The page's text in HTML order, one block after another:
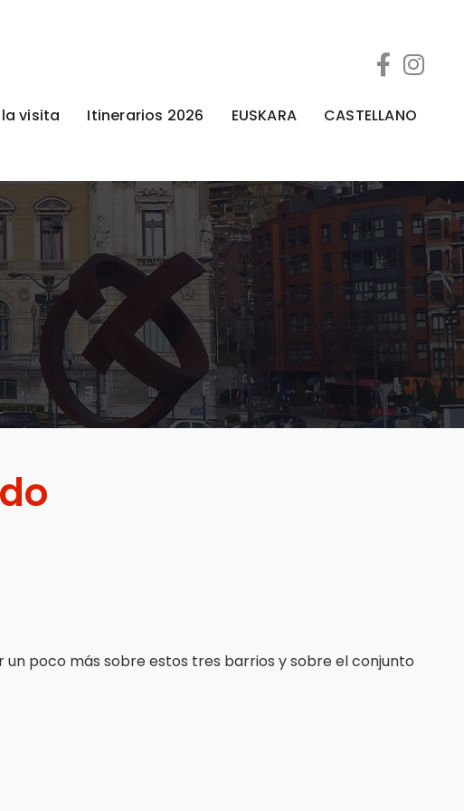
visita Itinerarios 2026 EUSKARA CASTELLANO
poco más sobre estos tres barrios y sobre el conjunto